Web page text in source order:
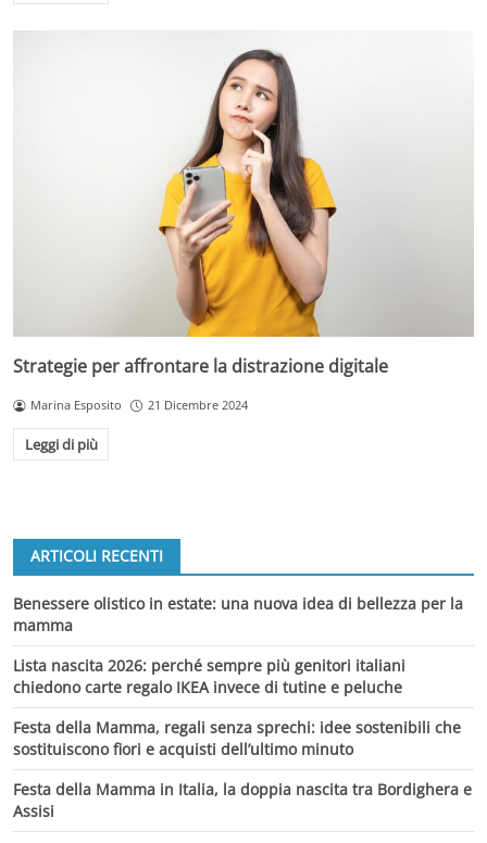
Strategie per affrontare la distrazione digitale
Marina Esposito 21 Dicembre 2024
Leggi di più
ARTICOLI RECENTI
Benessere olistico in estate: una nuova idea di bellezza per la
mamma
Lista nascita 2026: perché sempre più genitori italiani
chiedono carte regalo IKEA invece di tutine e peluche
Festa della Mamma, regali senza sprechi: idee sostenibili che
sostituiscono fiori e acquisti dell’ultimo minuto
Festa della Mamma in Italia, la doppia nascita tra Bordighera e
Assisi